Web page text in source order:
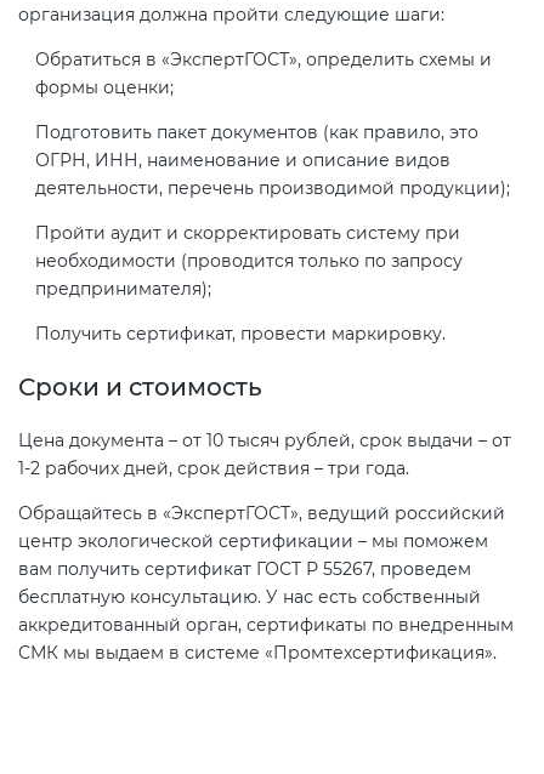
организация должна пройти следующие шаги:
Обратиться в «ЭкспертГОСТ», определить схемы и
формы оценки;
Подготовить пакет документов (как правило, это
ОГРН, ИНН, наименование и описание видов
деятельности, перечень производимой продукции);
Пройти аудит и скорректировать систему при
необходимости (проводится только по запросу
предпринимателя);
Получить сертификат, провести маркировку.
Сроки и стоимость
Цена документа – от 10 тысяч рублей, срок выдачи – от
1-2 рабочих дней, срок действия – три года.
Обращайтесь в «ЭкспертГОСТ», ведущий российский
центр экологической сертификации – мы поможем
вам получить сертификат ГОСТ Р 55267, проведем
бесплатную консультацию. У нас есть собственный
аккредитованный орган, сертификаты по внедренным
СМК мы выдаем в системе «Промтехсертификация».